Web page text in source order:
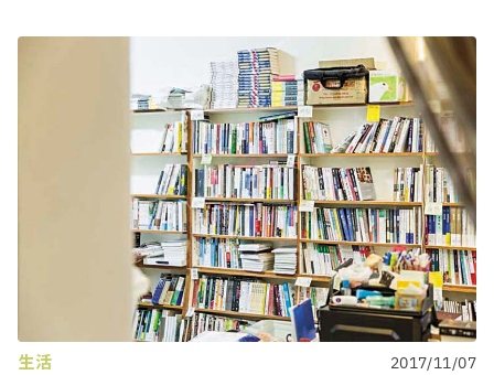
生活 2017/11/07